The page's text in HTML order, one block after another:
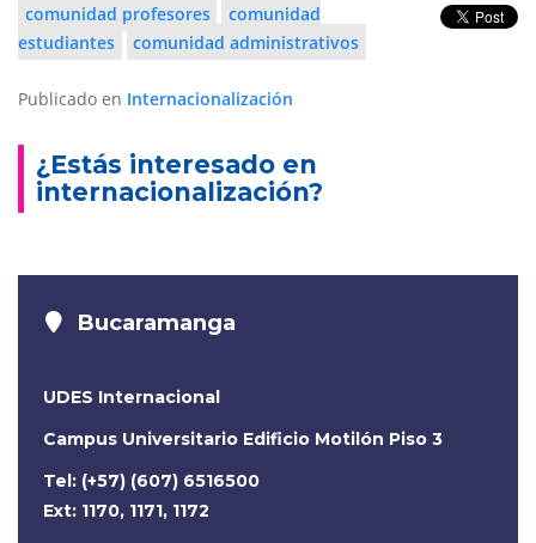
comunidad profesores
comunidad
estudiantes
comunidad administrativos
Publicado en Internacionalización
¿Estás interesado en
internacionalización?
Bucaramanga
UDES Internacional
Campus Universitario Edificio Motilón Piso 3
Tel: (+57) (607) 6516500
Ext: 1170, 1171, 1172